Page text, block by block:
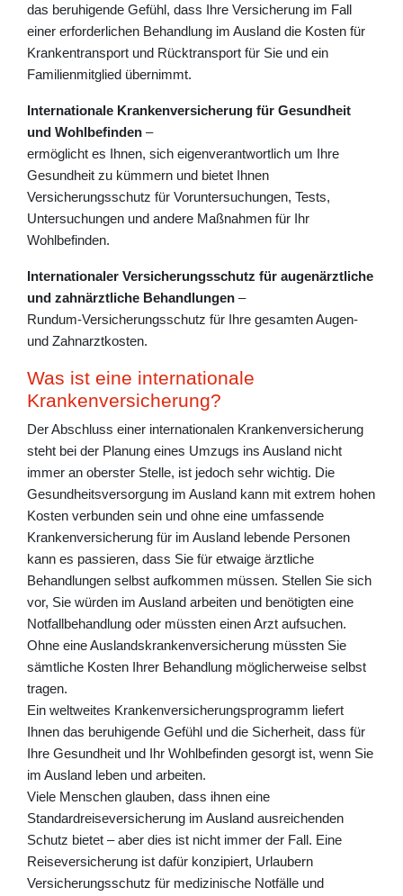
das beruhigende Gefühl, dass Ihre Versicherung im Fall
einer erforderlichen Behandlung im Ausland die Kosten für
Krankentransport und Rücktransport für Sie und ein
Familienmitglied übernimmt.
Internationale Krankenversicherung für Gesundheit
und Wohlbefinden –
ermöglicht es Ihnen, sich eigenverantwortlich um Ihre
Gesundheit zu kümmern und bietet Ihnen
Versicherungsschutz für Voruntersuchungen, Tests,
Untersuchungen und andere Maßnahmen für Ihr
Wohlbefinden.
Internationaler Versicherungsschutz für augenärztliche
und zahnärztliche Behandlungen –
Rundum-Versicherungsschutz für Ihre gesamten Augen-
und Zahnarztkosten.
Was ist eine internationale
Krankenversicherung?
Der Abschluss einer internationalen Krankenversicherung
steht bei der Planung eines Umzugs ins Ausland nicht
immer an oberster Stelle, ist jedoch sehr wichtig. Die
Gesundheitsversorgung im Ausland kann mit extrem hohen
Kosten verbunden sein und ohne eine umfassende
Krankenversicherung für im Ausland lebende Personen
kann es passieren, dass Sie für etwaige ärztliche
Behandlungen selbst aufkommen müssen. Stellen Sie sich
vor, Sie würden im Ausland arbeiten und benötigten eine
Notfallbehandlung oder müssten einen Arzt aufsuchen.
Ohne eine Auslandskrankenversicherung müssten Sie
sämtliche Kosten Ihrer Behandlung möglicherweise selbst
tragen.
Ein weltweites Krankenversicherungsprogramm liefert
Ihnen das beruhigende Gefühl und die Sicherheit, dass für
Ihre Gesundheit und Ihr Wohlbefinden gesorgt ist, wenn Sie
im Ausland leben und arbeiten.
Viele Menschen glauben, dass ihnen eine
Standardreiseversicherung im Ausland ausreichenden
Schutz bietet – aber dies ist nicht immer der Fall. Eine
Reiseversicherung ist dafür konzipiert, Urlaubern
Versicherungsschutz für medizinische Notfälle und